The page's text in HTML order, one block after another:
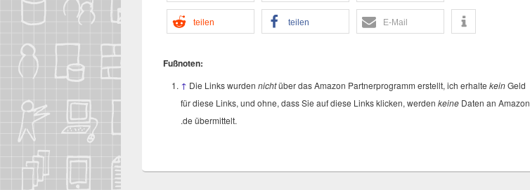
tei­len tei­len E‑Mail
Fuß­no­ten:
↑ Die Links wur­den nichtüber das Ama­zon Part­ner­pro­gramm erstellt, ich erhal­te keinGeld
für die­se Links, und ohne, dass Sie auf die­se Links kli­cken, wer­den kei­ne Daten an Ama​zon​
.de übermittelt.